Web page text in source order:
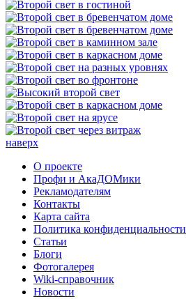
наверх
О проекте
Профи и АкаДОМики
Рекламодателям
Контакты
Карта сайта
Политика конфиденциальности
Статьи
Блоги
Фотогалерея
Wiki-справочник
Новости